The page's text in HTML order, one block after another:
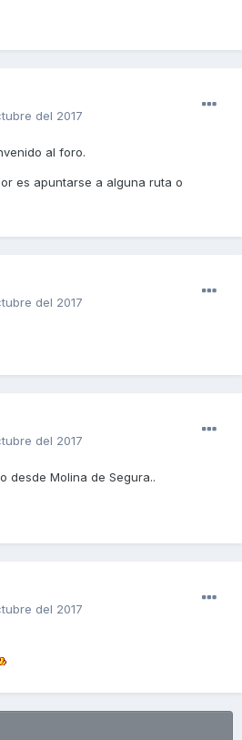
del 2017
al foro.
es apuntarse a alguna ruta o
del 2017
del 2017
desde Molina de Segura..
del 2017